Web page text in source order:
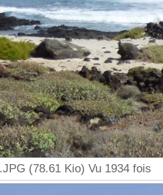
(78.61 Kio) Vu 1934 fois